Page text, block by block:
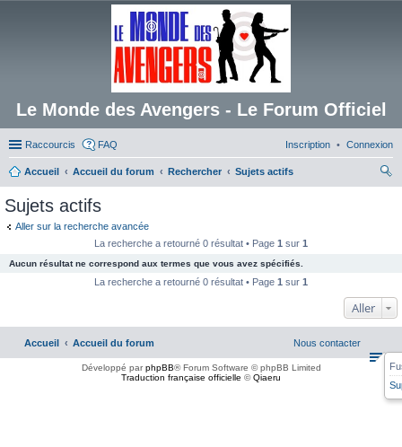
Le Monde des Avengers - Le Forum Officiel
Raccourcis FAQ Connexion
Inscription
Accueil Accueil du forum Rechercher
Sujets actifs
Sujets actifs
Aller sur la recherche avancée
La recherche a retourné 0 résultat • Page 1 sur 1
Aucun résultat ne correspond aux termes que vous avez spécifiés.
La recherche a retourné 0 résultat • Page 1 sur 1
Aller
Accueil Accueil du forum Nous contacter
Développé parphpBB® Forum Software © phpBB Limited
Traduction française officielle ©Qiaeru